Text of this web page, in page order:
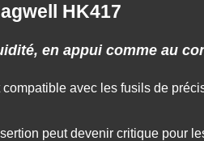
HK417
en appui comme au
avec les fusils de
peut devenir critique pour